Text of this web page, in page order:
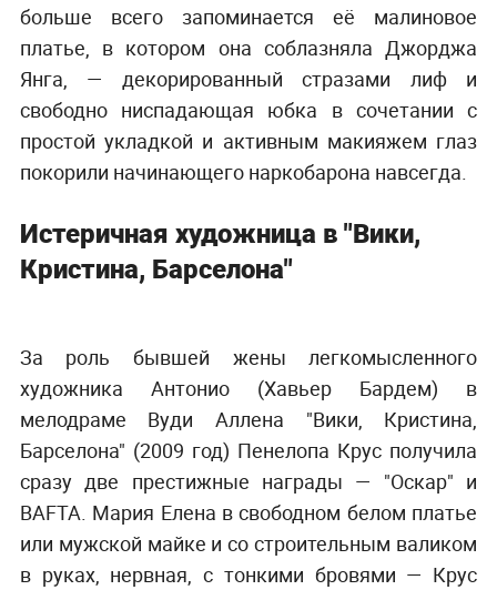
больше всего запоминается её малиновое
платье, в котором она соблазняла Джорджа
Янга, — декорированный стразами лиф и
свободно ниспадающая юбка в сочетании с
простой укладкой и активным макияжем глаз
покорили начинающего наркобарона навсегда.
Истеричная художница в "Вики,
Кристина, Барселона"
За роль бывшей жены легкомысленного
художника Антонио (Хавьер Бардем) в
мелодраме Вуди Аллена "Вики, Кристина,
Барселона" (2009 год) Пенелопа Крус получила
сразу две престижные награды — "Оскар" и
BAFTA. Мария Елена в свободном белом платье
или мужской майке и со строительным валиком
в руках, нервная, с тонкими бровями — Крус